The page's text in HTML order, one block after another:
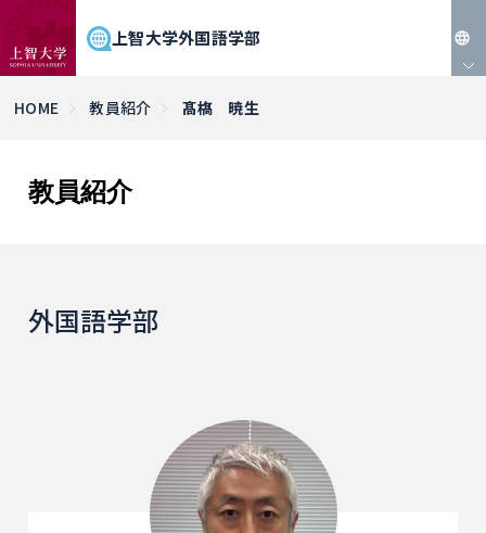
上智大学外国語学部
HOME 教員紹介 髙𣘺 暁生
教員紹介
外国語学部